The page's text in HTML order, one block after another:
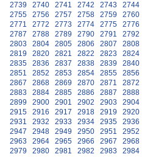
2739
2740 2741 2742 2743 2744
2755
2756 2757 2758 2759 2760
2771
2772 2773 2774 2775 2776
2787
2788 2789 2790 2791 2792
2803
2804 2805 2806 2807 2808
2819
2820 2821 2822 2823 2824
2835
2836 2837 2838 2839 2840
2851
2852 2853 2854 2855 2856
2867
2868 2869 2870 2871 2872
2883
2884 2885 2886 2887 2888
2899
2900 2901 2902 2903 2904
2915
2916 2917 2918 2919 2920
2931
2932 2933 2934 2935 2936
2947
2948 2949 2950 2951 2952
2963
2964 2965 2966 2967 2968
2979
2980 2981 2982 2983 2984